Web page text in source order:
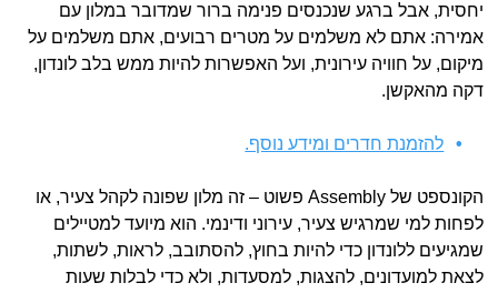
יחסית, אבל ברגע שנכנסים פנימה ברור שמדובר במלון עם
אמירה: אתם לא משלמים על מטרים רבועים, אתם משלמים על
מיקום, על חוויה עירונית, ועל האפשרות להיות ממש בלב לונדון,
דקה מהאקשן.
להזמנת חדרים ומידע נוסף.
הקונספט של Assembly פשוט – זה מלון שפונה לקהל צעיר, או
לפחות למי שמרגיש צעיר, עירוני ודינמי. הוא מיועד למטיילים
שמגיעים ללונדון כדי להיות בחוץ, להסתובב, לראות, לשתות,
לצאת למועדונים, להצגות, למסעדות, ולא כדי לבלות שעות